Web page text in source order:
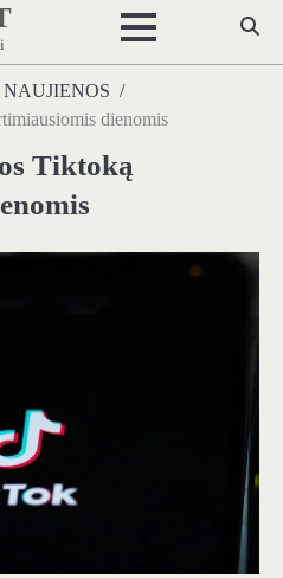
dienomis
Tiktoką